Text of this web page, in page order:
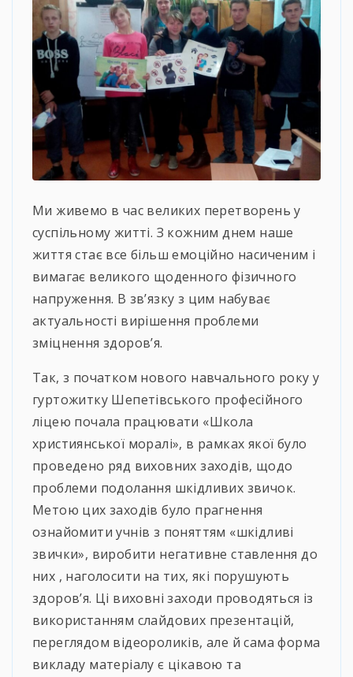
Ми живемо в час великих перетворень у
суспільному житті. З кожним днем наше
життя стає все більш емоційно насиченим і
вимагає великого щоденного фізичного
напруження. В зв’язку з цим набуває
актуальності вирішення проблеми
зміцнення здоров’я.
Так, з початком нового навчального року у
гуртожитку Шепетівського професійного
ліцею почала працювати «Школа
християнської моралі», в рамках якої було
проведено ряд виховних заходів, щодо
проблеми подолання шкідливих звичок.
Метою цих заходів було прагнення
ознайомити учнів з поняттям «шкідливі
звички», виробити негативне ставлення до
них , наголосити на тих, які порушують
здоров’я. Ці виховні заходи проводяться із
використанням слайдових презентацій,
переглядом відеороликів, але й сама форма
викладу матеріалу є цікавою та